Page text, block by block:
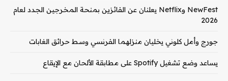
NewFest وNetflix يعلنان عن الفائزين بمنحة المخرجين الجدد لعام
2026
جورج وأمل كلوني يخليان منزلهما الفرنسي وسط حرائق الغابات
يساعد وضع تشغيل Spotify على مطابقة الألحان مع الإيقاع